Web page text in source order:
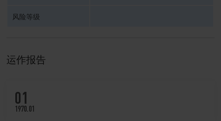
风险等级
运作报告
01
1970.01